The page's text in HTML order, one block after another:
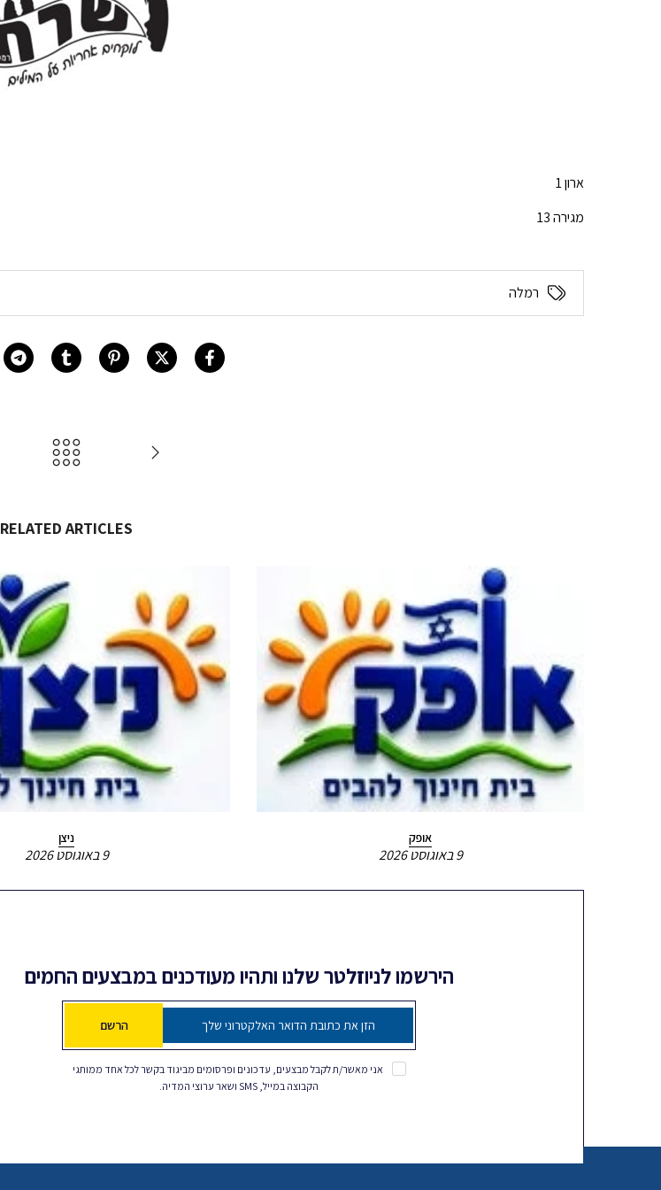
ארון 1
מגירה 13
רמלה
RELATED ARTICLES
אופק
9 באוגוסט 2026
ניצן
9 באוגוסט 2026
הירשמו לניוזלטר שלנו ותהיו מעודכנים במבצעים החמים
הרשם
אני מאשר/ת לקבל מבצעים, עדכונים ופרסומים מביגוד בקשר לכל אחד ממותגי
הקבוצה במייל, SMS ושאר ערוצי המדיה.